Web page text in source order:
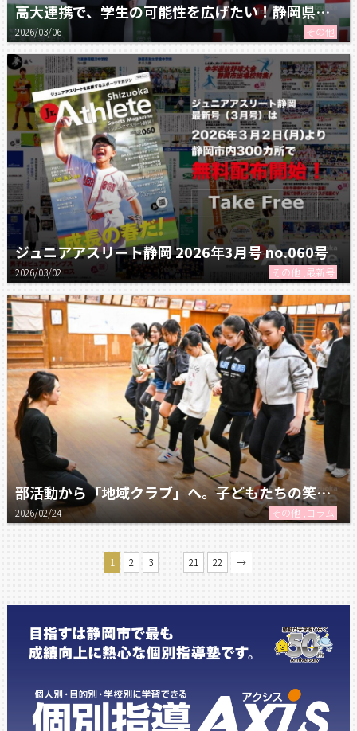
高大連携で、学生の可能性を広げたい！静岡県立大学 × 常葉高校
2026/03/06 その他
ジュニアアスリート静岡 2026年3月号 no.060号
2026/03/02 その他 ,最新号
部活動から「地域クラブ」へ。子どもたちの笑顔がつなぐ未来！
2026/02/24 その他 ,コラム
1 2 3 21 22 →